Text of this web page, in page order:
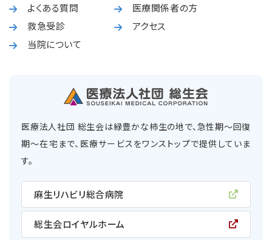
よくある質問
救急受診
当院について
医療関係者の方
アクセス
医療法人社団 総生会は緑豊かな柿生の地で、急性期〜回復
期〜在宅まで、医療サービスをワンストップで提供していま
す。
麻生リハビリ総合病院
総生会ロイヤルホーム